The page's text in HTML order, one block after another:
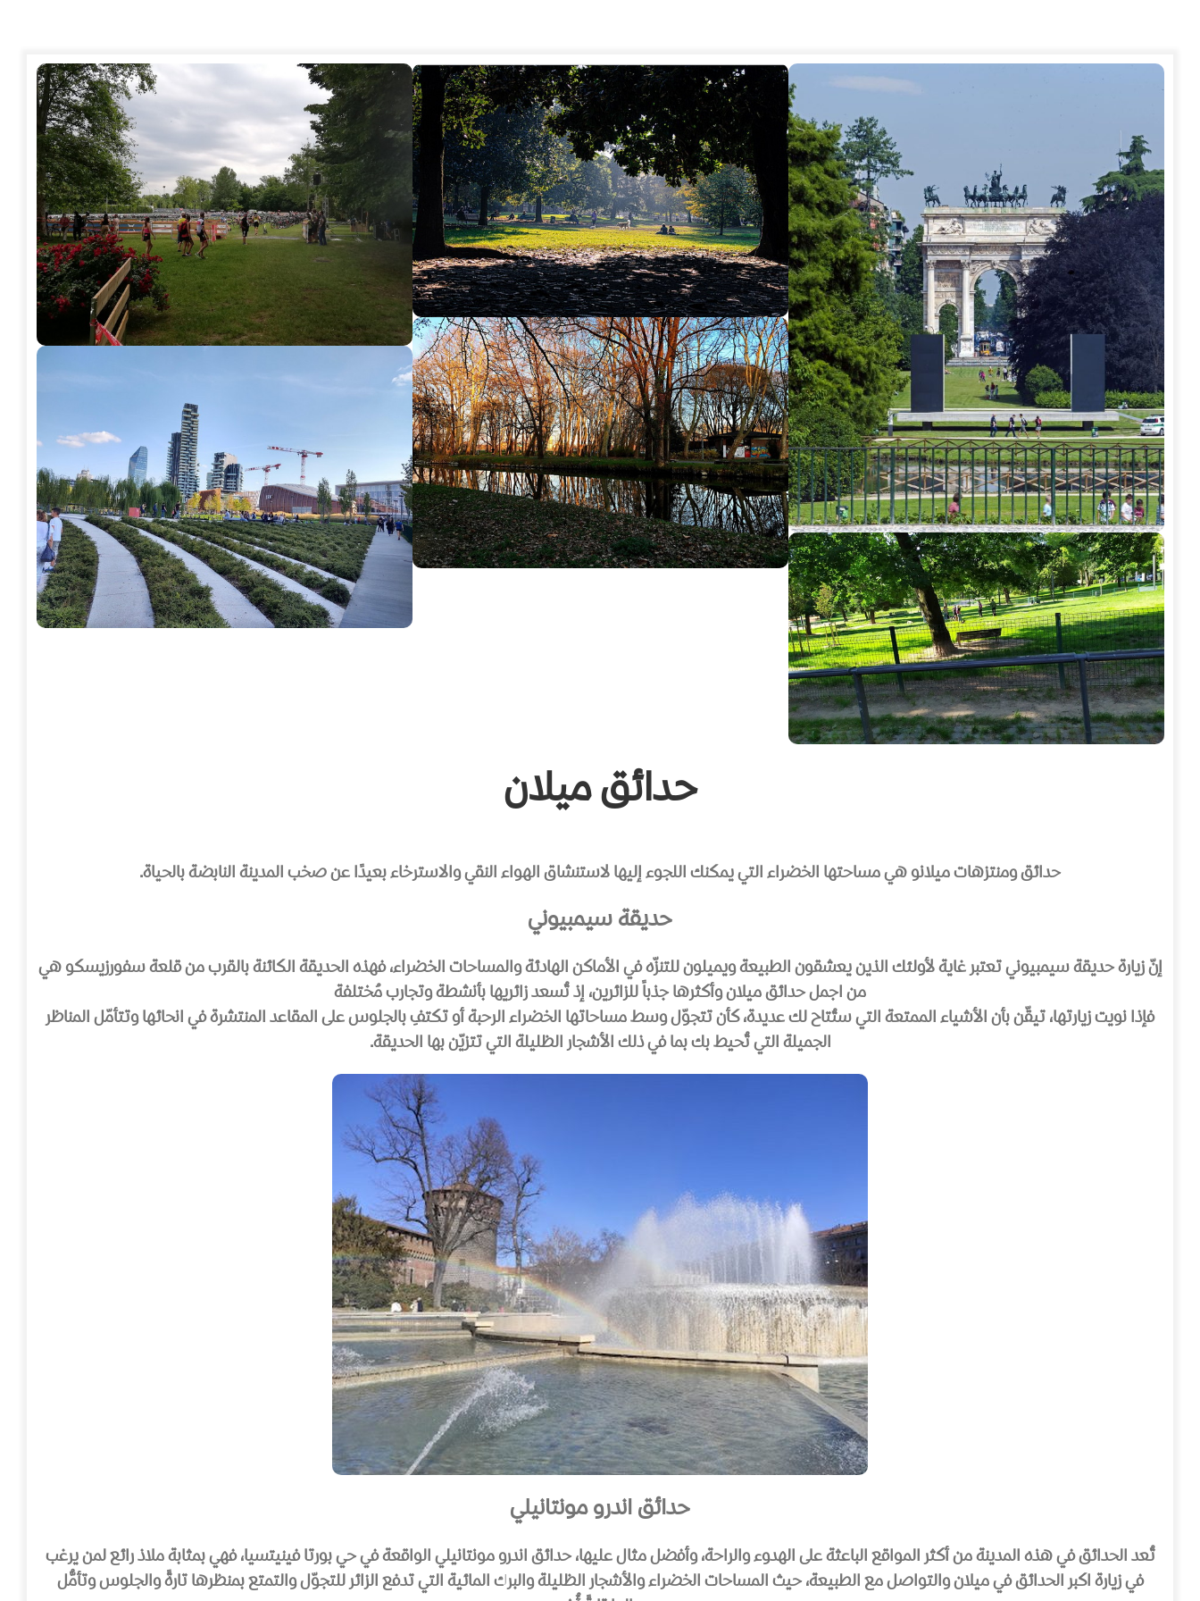
حدائق ميلان
حدائق ومنتزهات ميلانو هي مساحتها الخضراء التي يمكنك اللجوء إليها لاستنشاق الهواء النقي والاسترخاء بعيدًا عن صخب المدينة النابضة بالحياة.
حديقة سيمبيوني
إنّ زيارة حديقة سيمبيوني تعتبر غاية لأولئك الذين يعشقون الطبيعة ويميلون للتنزّه في الأماكن الهادئة والمساحات الخضراء، فهذه الحديقة الكائنة بالقرب من قلعة سفورزيسكو هي
من اجمل حدائق ميلان وأكثرها جذباً للزائرين، إذ تُسعد زائريها بأنشطة وتجارب مُختلفة
فإذا نويت زيارتها، تيقّن بأن الأشياء الممتعة التي ستُتاح لك عديدة، كأن تتجوّل وسط مساحاتها الخضراء الرحبة أو تكتفِ بالجلوس على المقاعد المنتشرة في انحائها وتتأمّل المناظر
الجميلة التي تُحيط بك بما في ذلك الأشجار الظليلة التي تتزيّن بها الحديقة.
حدائق اندرو مونتانيلي
تُعد الحدائق في هذه المدينة من أكثر المواقع الباعثة على الهدوء والراحة، وأفضل مثال عليها، حدائق اندرو مونتانيلي الواقعة في حي بورتا فينيتسيا، فهي بمثابة ملاذ رائع لمن يرغب
في زيارة اكبر الحدائق في ميلان والتواصل مع الطبيعة، حيث المساحات الخضراء والأشجار الظليلة والبرك المائية التي تدفع الزائر للتجوّل والتمتع بمنظرها تارةً والجلوس وتأمُّل